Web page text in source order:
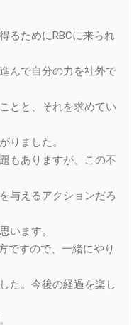
るためにRBCに来られ
んで自分の力を社外で
とと、それを求めてい
りました。
もありますが、この不
与えるアクションだろ
います。
ですので、一緒にやり
た。今後の経過を楽し